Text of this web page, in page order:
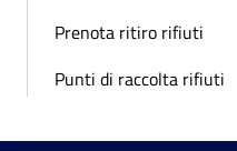
Prenota ritiro rifiuti
Punti di raccolta rifiuti